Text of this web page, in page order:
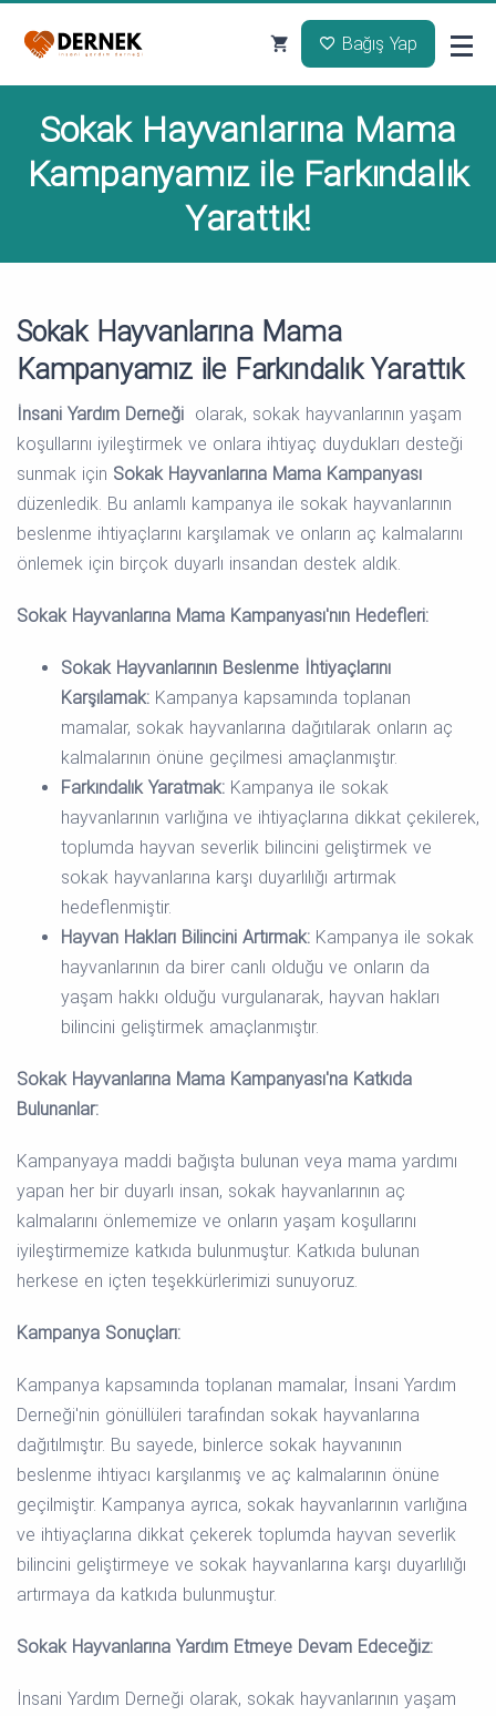
Bağış Yap
Sokak Hayvanlarına Mama
Kampanyamız ile Farkındalık
Yarattık!
Sokak Hayvanlarına Mama
Kampanyamız ile Farkındalık Yarattık
İnsani Yardım Derneği olarak, sokak hayvanlarının yaşam
koşullarını iyileştirmek ve onlara ihtiyaç duydukları desteği
sunmak için Sokak Hayvanlarına Mama Kampanyası
düzenledik. Bu anlamlı kampanya ile sokak hayvanlarının
beslenme ihtiyaçlarını karşılamak ve onların aç kalmalarını
önlemek için birçok duyarlı insandan destek aldık.
Sokak Hayvanlarına Mama Kampanyası'nın Hedefleri:
Sokak Hayvanlarının Beslenme İhtiyaçlarını
Karşılamak: Kampanya kapsamında toplanan
mamalar, sokak hayvanlarına dağıtılarak onların aç
kalmalarının önüne geçilmesi amaçlanmıştır.
Farkındalık Yaratmak: Kampanya ile sokak
hayvanlarının varlığına ve ihtiyaçlarına dikkat çekilerek,
toplumda hayvan severlik bilincini geliştirmek ve
sokak hayvanlarına karşı duyarlılığı artırmak
hedeflenmiştir.
Hayvan Hakları Bilincini Artırmak: Kampanya ile sokak
hayvanlarının da birer canlı olduğu ve onların da
yaşam hakkı olduğu vurgulanarak, hayvan hakları
bilincini geliştirmek amaçlanmıştır.
Sokak Hayvanlarına Mama Kampanyası'na Katkıda
Bulunanlar:
Kampanyaya maddi bağışta bulunan veya mama yardımı
yapan her bir duyarlı insan, sokak hayvanlarının aç
kalmalarını önlememize ve onların yaşam koşullarını
iyileştirmemize katkıda bulunmuştur. Katkıda bulunan
herkese en içten teşekkürlerimizi sunuyoruz.
Kampanya Sonuçları:
Kampanya kapsamında toplanan mamalar, İnsani Yardım
Derneği'nin gönüllüleri tarafından sokak hayvanlarına
dağıtılmıştır. Bu sayede, binlerce sokak hayvanının
beslenme ihtiyacı karşılanmış ve aç kalmalarının önüne
geçilmiştir. Kampanya ayrıca, sokak hayvanlarının varlığına
ve ihtiyaçlarına dikkat çekerek toplumda hayvan severlik
bilincini geliştirmeye ve sokak hayvanlarına karşı duyarlılığı
artırmaya da katkıda bulunmuştur.
Sokak Hayvanlarına Yardım Etmeye Devam Edeceğiz:
İnsani Yardım Derneği olarak, sokak hayvanlarının yaşam